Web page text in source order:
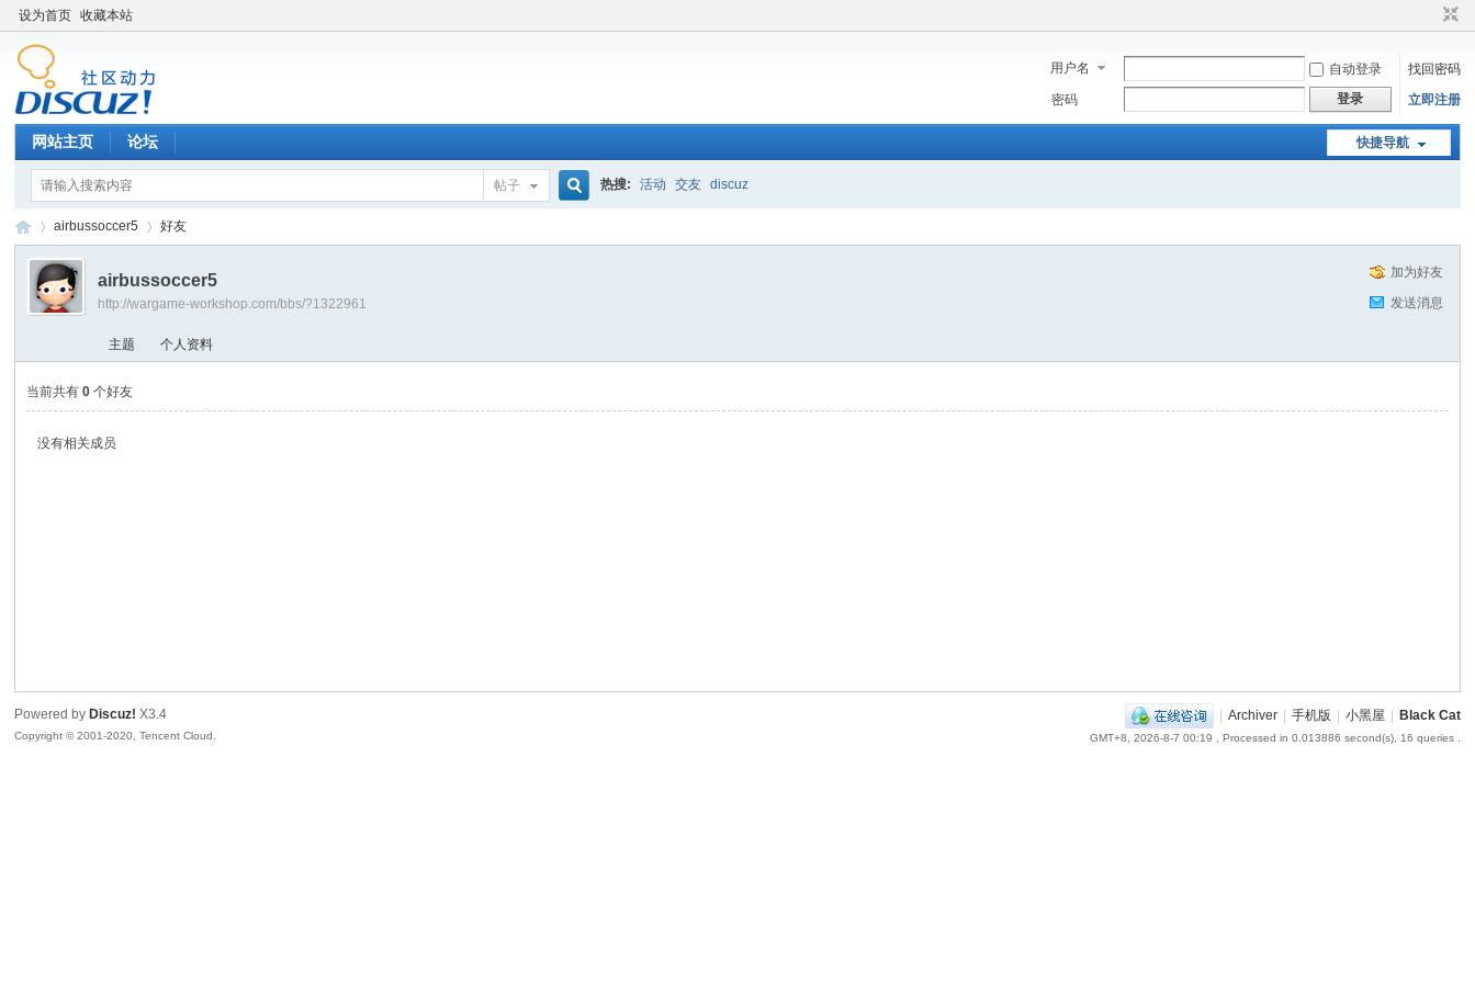
设为首页 收藏本站
用户名 自动登录
找回密码
密码
登录 立即注册
快捷导航
网站主页 论坛
帖子 热搜: 活动 交友 discuz
›
airbussoccer5 好友
加为好友
发送消息
airbussoccer5
http://wargame-workshop.com/bbs/?1322961
主题 个人资料
当前共有0 个好友
没有相关成员
| Archiver | 手机版 | 小黑屋 | Black Cat
GMT+8, 2026-8-7 00:19 , Processed in 0.013886 second(s), 16 queries .
Powered by Discuz! X3.4
Copyright © 2001-2020, Tencent Cloud.